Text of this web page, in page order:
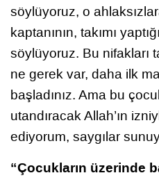
söylüyoruz, o
kaptanının, takımı
söylüyoruz. Bu nifakları
ne gerek var, daha ilk
başladınız. Ama bu
utandıracak Allah’ın
ediyorum, saygılar
“Çocukların üzerinde